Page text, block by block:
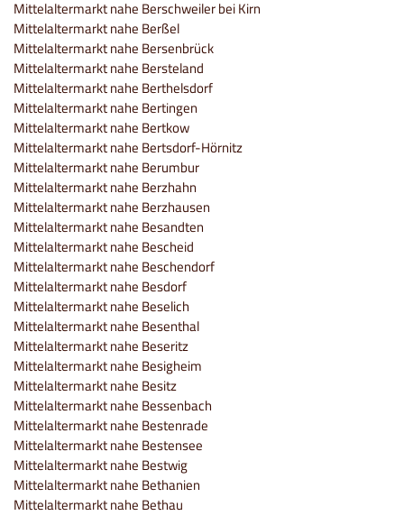
Mittelaltermarkt nahe Berschweiler bei Kirn
Mittelaltermarkt nahe Berßel
Mittelaltermarkt nahe Bersenbrück
Mittelaltermarkt nahe Bersteland
Mittelaltermarkt nahe Berthelsdorf
Mittelaltermarkt nahe Bertingen
Mittelaltermarkt nahe Bertkow
Mittelaltermarkt nahe Bertsdorf-Hörnitz
Mittelaltermarkt nahe Berumbur
Mittelaltermarkt nahe Berzhahn
Mittelaltermarkt nahe Berzhausen
Mittelaltermarkt nahe Besandten
Mittelaltermarkt nahe Bescheid
Mittelaltermarkt nahe Beschendorf
Mittelaltermarkt nahe Besdorf
Mittelaltermarkt nahe Beselich
Mittelaltermarkt nahe Besenthal
Mittelaltermarkt nahe Beseritz
Mittelaltermarkt nahe Besigheim
Mittelaltermarkt nahe Besitz
Mittelaltermarkt nahe Bessenbach
Mittelaltermarkt nahe Bestenrade
Mittelaltermarkt nahe Bestensee
Mittelaltermarkt nahe Bestwig
Mittelaltermarkt nahe Bethanien
Mittelaltermarkt nahe Bethau